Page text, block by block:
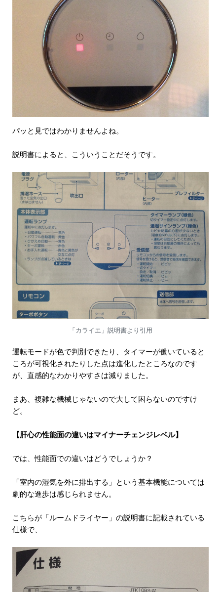
パッと見ではわかりませんよね。
説明書によると、こういうことだそうです。
「カライエ」説明書より引用
運転モードが色で判別できたり、タイマーが働いていると
ころが可視化されたりした点は進化したところなのです
が、直感的なわかりやすさは減りました。
まあ、複雑な機械じゃないので大して困らないのですけ
ど。
【肝心の性能面の違いはマイナーチェンジレベル】
では、性能面での違いはどうでしょうか？
「室内の湿気を外に排出する」という基本機能については
劇的な進歩は感じられません。
こちらが「ルームドライヤー」の説明書に記載されている
仕様で、